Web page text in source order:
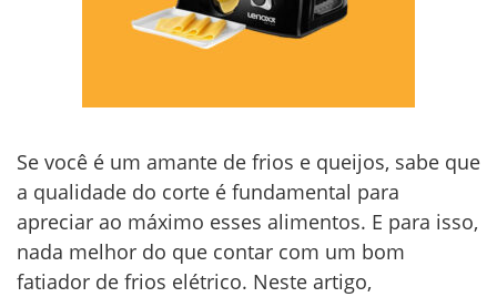
Se você é um amante de frios e queijos, sabe que
a qualidade do corte é fundamental para
apreciar ao máximo esses alimentos. E para isso,
nada melhor do que contar com um bom
fatiador de frios elétrico. Neste artigo,